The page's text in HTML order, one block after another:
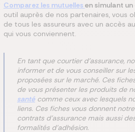
Comparez les mutuelles en simulant un
outil auprès de nos partenaires, vous
de tous les assureurs avec un accès
qui vous conviennent.
En tant que courtier d'assurance,
informer et de vous conseiller sur
proposées sur le marché. Ces
de vous présenter les produits de
santé comme ceux avec lesquels
liens. Ces fiches vous donnent
contrats d'assurance mais aussi
formalités d'adhésion.